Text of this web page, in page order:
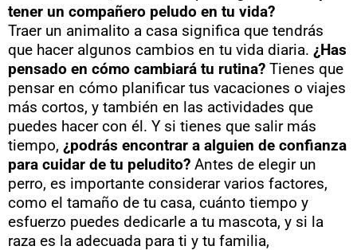
tener un compañero peludo en tu vida?
Traer un animalito a casa significa que tendrás
que hacer algunos cambios en tu vida diaria. ¿Has
pensado en cómo cambiará tu rutina? Tienes que
pensar en cómo planificar tus vacaciones o viajes
más cortos, y también en las actividades que
puedes hacer con él. Y si tienes que salir más
tiempo, ¿podrás encontrar a alguien de confianza
para cuidar de tu peludito? Antes de elegir un
perro, es importante considerar varios factores,
como el tamaño de tu casa, cuánto tiempo y
esfuerzo puedes dedicarle a tu mascota, y si la
raza es la adecuada para ti y tu familia,